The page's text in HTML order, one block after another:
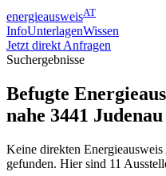
energieausweisAT
InfoUnterlagenWissen
Jetzt direkt Anfragen
Suchergebnisse
Befugte
nahe 3441 Judenau
Keine direkten
gefunden. Hier sind 11